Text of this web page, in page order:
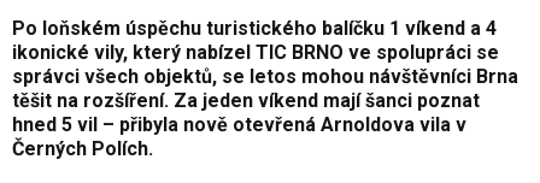
Po loňském úspěchu turistického balíčku 1 víkend a 4
ikonické vily, který nabízel TIC BRNO ve spolupráci se
správci všech objektů, se letos mohou návštěvníci Brna
těšit na rozšíření. Za jeden víkend mají šanci poznat
hned 5 vil – přibyla nově otevřená Arnoldova vila v
Černých Polích.